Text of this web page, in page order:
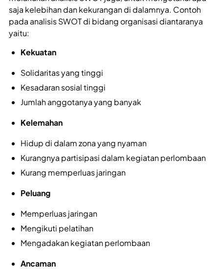
saja kelebihan dan kekurangan di dalamnya. Contoh
pada analisis SWOT di bidang organisasi diantaranya
yaitu:
Kekuatan
Solidaritas yang tinggi
Kesadaran sosial tinggi
Jumlah anggotanya yang banyak
Kelemahan
Hidup di dalam zona yang nyaman
Kurangnya partisipasi dalam kegiatan perlombaan
Kurang memperluas jaringan
Peluang
Memperluas jaringan
Mengikuti pelatihan
Mengadakan kegiatan perlombaan
Ancaman